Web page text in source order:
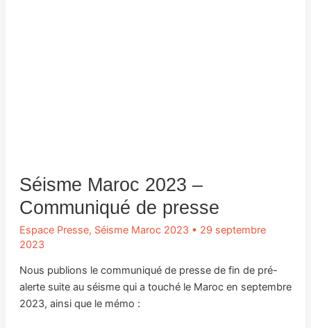
Séisme Maroc 2023 –
Communiqué de presse
Espace Presse, Séisme Maroc 2023• 29 septembre
2023
Nous publions le communiqué de presse de fin de pré-
alerte suite au séisme qui a touché le Maroc en septembre
2023, ainsi que le mémo :